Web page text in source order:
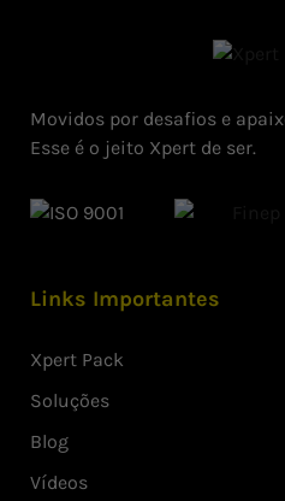
Movidos por desafios e
Esse é o jeito Xpert de ser.
Links Importantes
Xpert Pack
Soluções
Blog
Vídeos